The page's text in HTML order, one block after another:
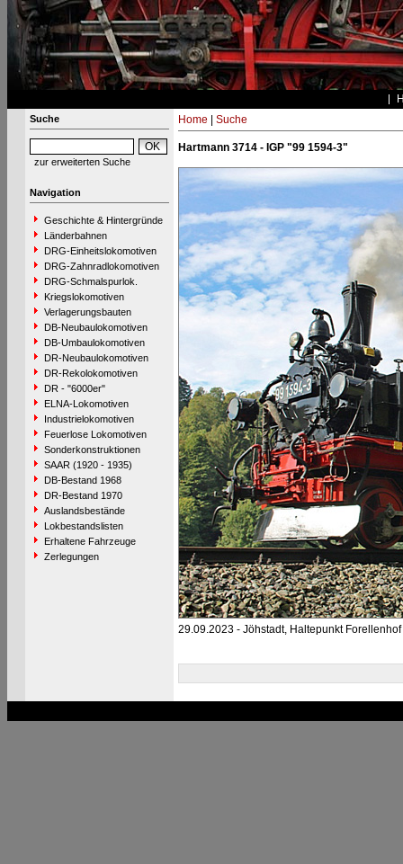
Suche
zur erweiterten Suche
Navigation
Geschichte & Hintergründe
Länderbahnen
DRG-Einheitslokomotiven
DRG-Zahnradlokomotiven
DRG-Schmalspurlok.
Kriegslokomotiven
Verlagerungsbauten
DB-Neubaulokomotiven
DB-Umbaulokomotiven
DR-Neubaulokomotiven
DR-Rekolokomotiven
DR - "6000er"
ELNA-Lokomotiven
Industrielokomotiven
Feuerlose Lokomotiven
Sonderkonstruktionen
SAAR (1920 - 1935)
DB-Bestand 1968
DR-Bestand 1970
Auslandsbestände
Lokbestandslisten
Erhaltene Fahrzeuge
Zerlegungen
Home Suche
Hartmann 3714 - IGP "99 1594-3"
29.09.2023 - Jöhstadt, Haltepunkt Forellenhof